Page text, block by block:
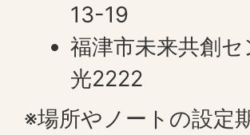
13-19
福津市未来共創
光2222
※場所やノートの設定